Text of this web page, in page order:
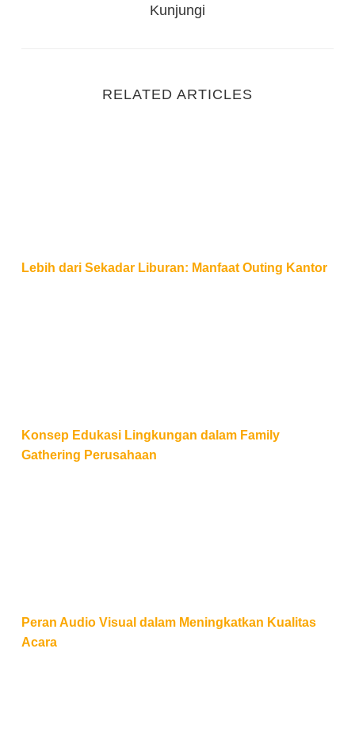
Kunjungi
RELATED ARTICLES
Lebih dari Sekadar Liburan: Manfaat Outing Kantor
Konsep Edukasi Lingkungan dalam Family
Gathering Perusahaan
Peran Audio Visual dalam Meningkatkan Kualitas
Acara